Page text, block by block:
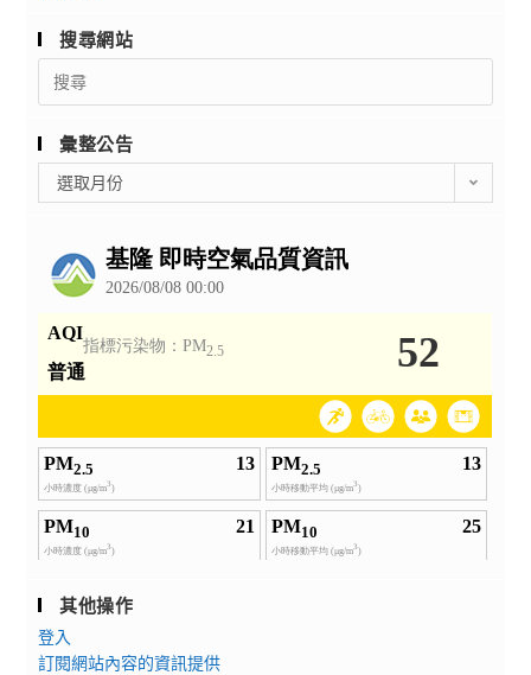
搜尋網站
Search
for:
彙整公告
整
選取月份
其他操作
登入
訂閱網站內容的資訊提供